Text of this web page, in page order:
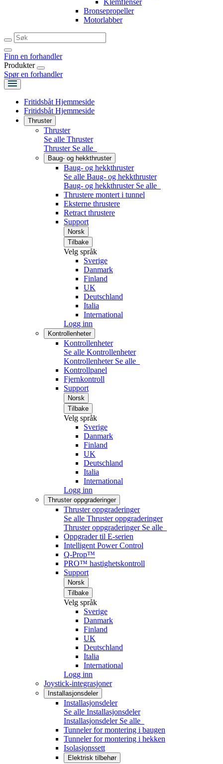
Klemflenser
Bronsepropeller
Motorlabber
Finn en forhandler
Produkter
Spør en forhandler
Fritidsbåt Hjemmeside
Fritidsbåt Hjemmeside
Thruster
Thruster
Se alle Thruster
Thruster Se alle
Baug- og hekkthruster
Baug- og hekkthruster
Se alle Baug- og hekkthruster
Baug- og hekkthruster Se alle
Thrustere montert i tunnel
Eksterne thrustere
Retract thrustere
Support
Norsk
Tilbake
Velg språk
Sverige
Danmark
Finland
UK
Deutschland
Italia
International
Logg inn
Kontrollenheter
Kontrollenheter
Se alle Kontrollenheter
Kontrollenheter Se alle
Kontrollpanel
Fjernkontroll
Support
Norsk
Tilbake
Velg språk
Sverige
Danmark
Finland
UK
Deutschland
Italia
International
Logg inn
Thruster oppgraderinger
Thruster oppgraderinger
Se alle Thruster oppgraderinger
Thruster oppgraderinger Se alle
Oppgrader til E-serien
Intelligent Power Control
Q-Prop™
PRO™ hastighetskontroll
Support
Norsk
Tilbake
Velg språk
Sverige
Danmark
Finland
UK
Deutschland
Italia
International
Logg inn
Joystick-integrasjoner
Installasjonsdeler
Installasjonsdeler
Se alle Installasjonsdeler
Installasjonsdeler Se alle
Tunneler for montering i baugen
Tunneler for montering i hekken
Isolasjonssett
Elektrisk tilbehør